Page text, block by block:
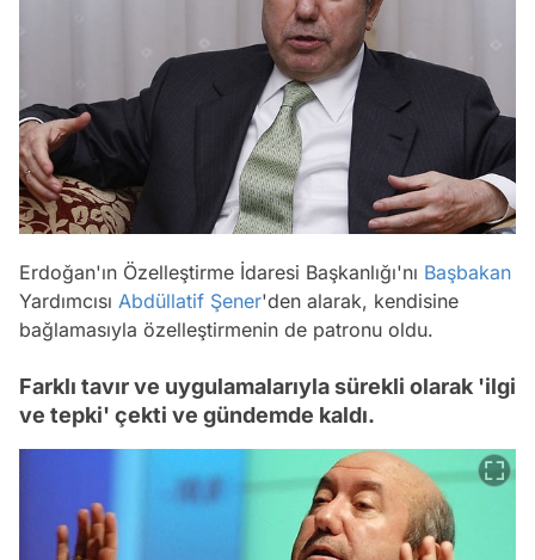
Erdoğan'ın Özelleştirme İdaresi Başkanlığı'nı Başbakan
Yardımcısı Abdüllatif Şener'den alarak, kendisine
bağlamasıyla özelleştirmenin de patronu oldu.
Farklı tavır ve uygulamalarıyla sürekli olarak 'ilgi
ve tepki' çekti ve gündemde kaldı.